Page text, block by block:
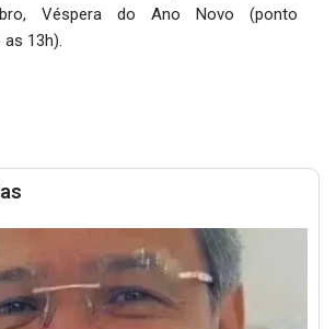
Véspera do Ano Novo (ponto
13h).